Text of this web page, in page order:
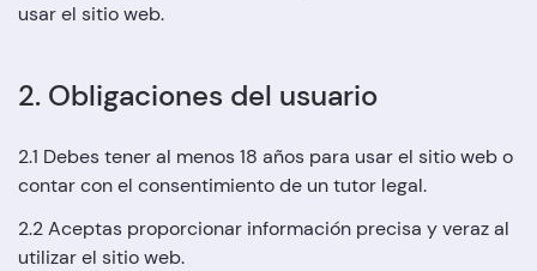
usar el sitio web.
2. Obligaciones del usuario
2.1 Debes tener al menos 18 años para usar el sitio web o
contar con el consentimiento de un tutor legal.
2.2 Aceptas proporcionar información precisa y veraz al
utilizar el sitio web.